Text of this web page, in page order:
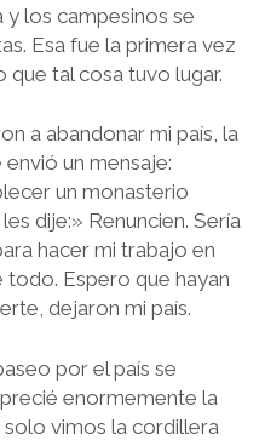
y los campesinos se
Esa fue la primera vez
que tal cosa tuvo lugar.
a abandonar mi país, la
un mensaje:
un monasterio
dije:» Renuncien. Sería
hacer mi trabajo en
todo. Espero que hayan
dejaron mi país.
por el país se
enormemente la
solo vimos la cordillera